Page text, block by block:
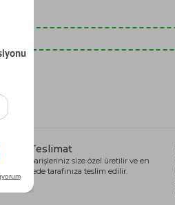
Hızlı Teslimat
Tüm siparişleriniz size özel üretilir ve en
kısa sürede tarafınıza teslim edilir.